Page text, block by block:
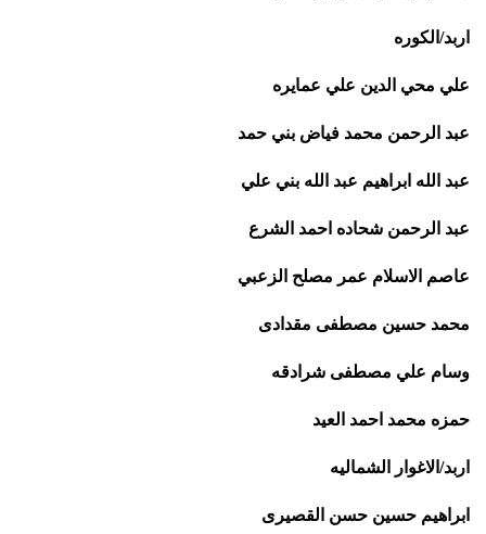
اربد/الكوره
علي محي الدين علي عمايره
عبد الرحمن محمد فياض بني حمد
عبد الله ابراهيم عبد الله بني علي
عبد الرحمن شحاده احمد الشرع
عاصم الاسلام عمر مصلح الزعبي
محمد حسين مصطفى مقدادى
وسام علي مصطفى شرادقه
حمزه محمد احمد العيد
اربد/الاغوار الشماليه
ابراهيم حسين حسن القصيرى